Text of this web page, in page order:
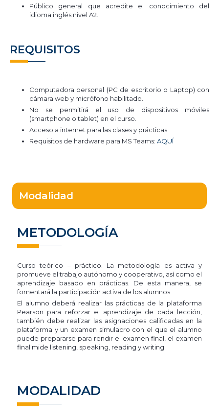
Público general que acredite el conocimiento del
idioma inglés nivel A2.
REQUISITOS
Computadora personal (PC de escritorio o Laptop) con
cámara web y micrófono habilitado.
No se permitirá el uso de dispositivos móviles
(smartphone o tablet) en el curso.
Acceso a internet para las clases y prácticas.
Requisitos de hardware para MS Teams: AQUÍ
Modalidad
METODOLOGÍA
Curso teórico – práctico. La metodología es activa y
promueve el trabajo autónomo y cooperativo, así como el
aprendizaje basado en prácticas. De esta manera, se
fomentará la participación activa de los alumnos.
El alumno deberá realizar las prácticas de la plataforma
Pearson para reforzar el aprendizaje de cada lección,
también debe realizar las asignaciones calificadas en la
plataforma y un examen simulacro con el que el alumno
puede prepararse para rendir el examen final, el examen
final mide listening, speaking, reading y writing.
MODALIDAD